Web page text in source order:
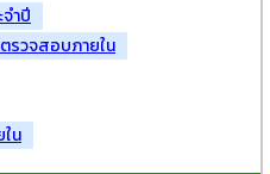
ำปี
รวจสอบภายใน
น